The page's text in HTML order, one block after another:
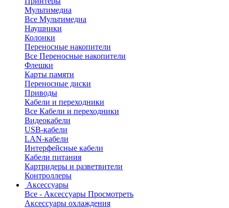
Мультимедиа
Все Мультимедиа
Наушники
Колонки
Переносные накопители
Все Переносные накопители
Флешки
Карты памяти
Переносные диски
Приводы
Кабели и переходники
Все Кабели и переходники
Видеокабели
USB-кабели
LAN-кабели
Интерфейсные кабели
Кабели питания
Картридеры и разветвители
Контроллеры
Аксессуары
Все - Аксессуары Просмотреть
Аксессуары охлаждения